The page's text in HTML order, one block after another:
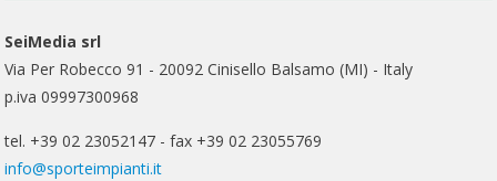
SeiMedia srl
Via Per Robecco 91 - 20092 Cinisello Balsamo (MI) - Italy
p.iva 09997300968
tel. +39 02 23052147 - fax +39 02 23055769
info@sporteimpianti.it